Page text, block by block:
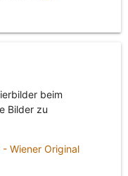
beim
Bilder zu
Wiener Original